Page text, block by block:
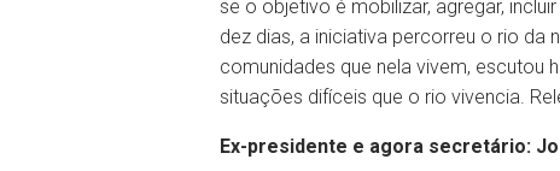
se o objetivo é mobilizar, agregar,
dez dias, a iniciativa percorreu o rio
comunidades que nela vivem, escutou
situações difíceis que o rio vivencia.
Ex-presidente e agora secretário: